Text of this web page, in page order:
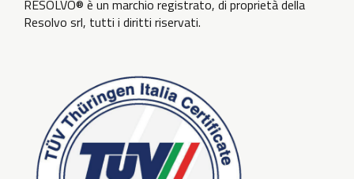
RESOLVO® è un marchio registrato, di proprietà della
Resolvo srl, tutti i diritti riservati.